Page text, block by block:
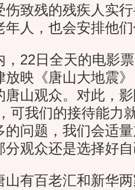
伤致残的残疾人实
人，也会安排他们
日全天的电影票
放映《唐山大地震
唐山观众。对此，
可我们的接待能力
的问题，我们会适
观众还是选择好
有百老汇和新华两